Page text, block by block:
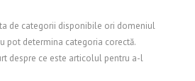
de categorii disponibile ori domeniul
pot determina categoria corectă.
despre ce este articolul pentru a-l